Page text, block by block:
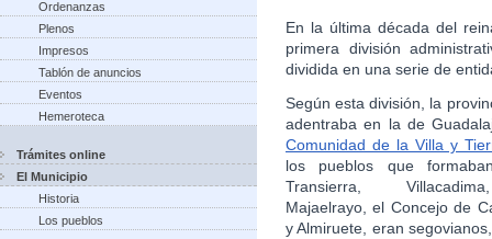
Ordenanzas
Plenos
Impresos
Tablón de anuncios
Eventos
Hemeroteca
Trámites online
El Municipio
Historia
Los pueblos
En la última década del
primera división
dividida en una serie de
Según esta división, la
adentraba en la de
Comunidad de la Villa y
los pueblos que
Transierra,
Majaelrayo, el Concejo de
y Almiruete, eran